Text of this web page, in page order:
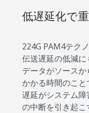
低遅延化で
224G PAM4テク
伝送遅延の低減に
データがソース
かかる時間のこと
遅延がシステム
の中断を引き起